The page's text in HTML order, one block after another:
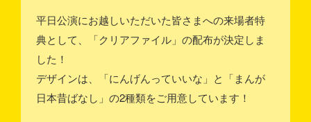
平日公演にお越しいただいた皆さまへの来場者特
典として、「クリアファイル」の配布が決定しま
した！
デザインは、「にんげんっていいな」と「まんが
日本昔ばなし」の2種類をご用意しています！